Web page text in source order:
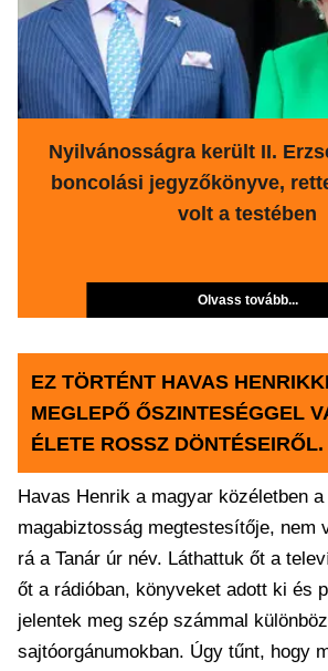
Nyilvánosságra került II.
boncolási jegyzőkönyve,
volt a testében
Olvass tovább...
EZ TÖRTÉNT HAVAS
MEGLEPŐ ŐSZINTESÉGGEL
ÉLETE ROSSZ DÖNTÉSEIRŐL.
Havas Henrik a magyar közéletben
magabiztosság megtestesítője, nem
rá a Tanár úr név. Láthattuk őt a
őt a rádióban, könyveket adott ki és
jelentek meg szép számmal
sajtóorgánumokban. Úgy tűnt, hogy